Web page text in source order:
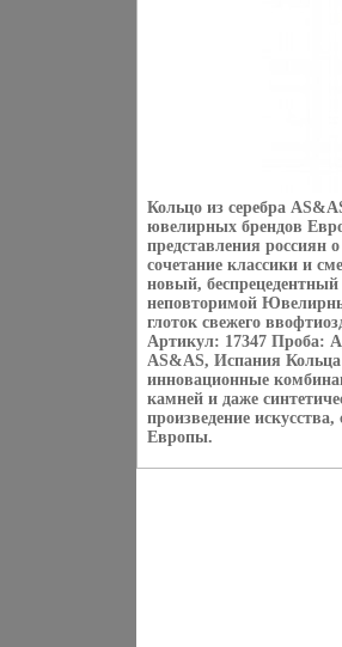
Кольцо из серебра
ювелирных брендов
представления россиян
сочетание классики и
новый,
неповторимой
глоток свежего
Артикул: 17347 Проба:
AS&AS, Испания
инновационные
камней и даже
произведение
Европы.